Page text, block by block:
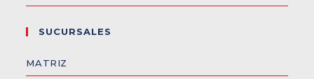
SUCURSALES
MATRIZ